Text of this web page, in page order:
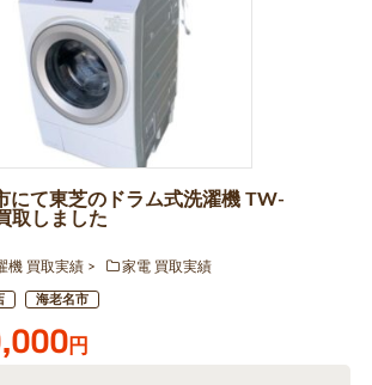
にて東芝のドラム式洗濯機 TW-
取しました
機 買取実績
家電 買取実績
海老名市
円